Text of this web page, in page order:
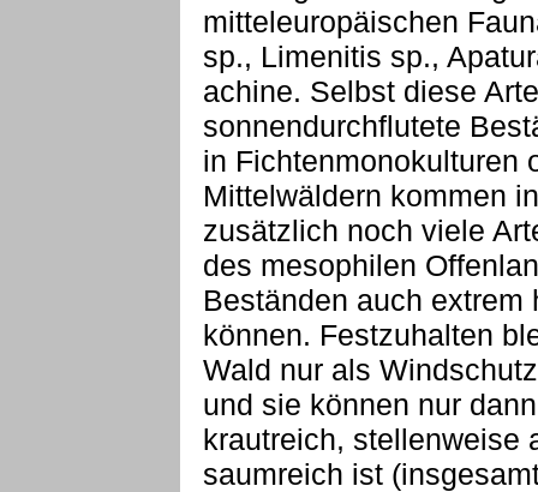
mitteleuropäischen
sp., Limenitis sp.,
achine. Selbst diese
sonnendurchflutete
in Fichtenmonokulturen
Mittelwäldern kommen
zusätzlich noch viele
des mesophilen
Beständen auch extrem
können. Festzuhalten
Wald nur als
und sie können nur
krautreich, stellenweise
saumreich ist